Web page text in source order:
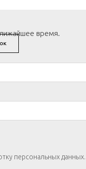
время.
персональных данных.